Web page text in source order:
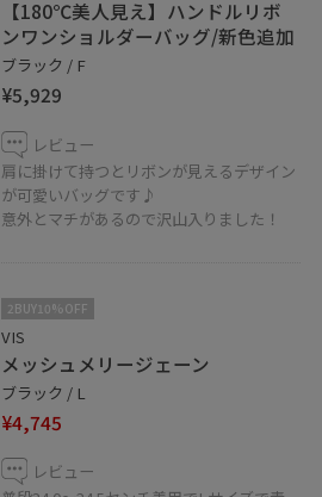
【180℃美人見え】ハンドルリボ
ンワンショルダーバッグ/新色追加
ブラック / F
¥5,929
レビュー
肩に掛けて持つとリボンが見えるデザイン
が可愛いバッグです♪
意外とマチがあるので沢山入りました！
2BUY10%OFF
VIS
メッシュメリージェーン
ブラック / L
¥4,745
レビュー